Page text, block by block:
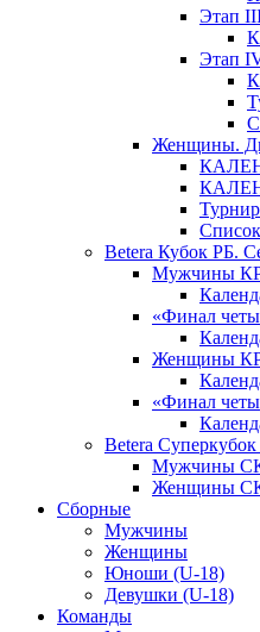
Этап
Этап
Женщины.
Betera Кубок РБ.
Мужчины
«Финал
Женщины
«Финал
Betera Суперкубок
Мужчины
Женщины
Сборные
Мужчины
Женщины
Юноши (U-18)
Девушки (U-18)
Команды